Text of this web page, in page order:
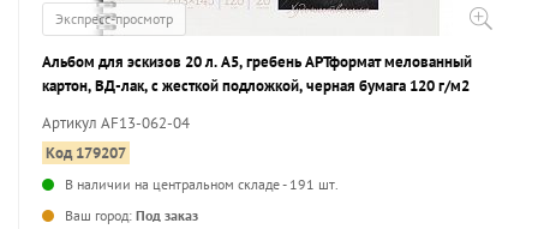
Экспресс-просмотр
Альбом для эскизов 20 л. А5, гребень АРТформат мелованный
картон, ВД-лак, с жесткой подложкой, черная бумага 120 г/м2
Артикул AF13-062-04
Код 179207
В наличии на центральном складе - 191 шт.
Ваш город: Под заказ